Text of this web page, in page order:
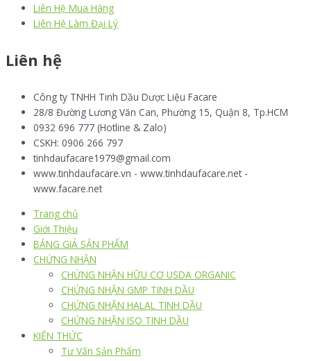
Liên Hệ Mua Hàng
Liên Hệ Làm Đại Lý
Liên hệ
Công ty TNHH Tinh Dầu Dược Liệu Facare
28/8 Đường Lương Văn Can, Phường 15, Quận 8, Tp.HCM
0932 696 777 (Hotline & Zalo)
CSKH: 0906 266 797
tinhdaufacare1979@gmail.com
www.tinhdaufacare.vn - www.tinhdaufacare.net -
www.facare.net
Trang chủ
Giới Thiệu
BẢNG GIÁ SẢN PHẨM
CHỨNG NHẬN
CHỨNG NHẬN HỮU CƠ USDA ORGANIC
CHỨNG NHẬN GMP TINH DẦU
CHỨNG NHẬN HALAL TINH DẦU
CHỨNG NHẬN ISO TINH DẦU
KIẾN THỨC
Tư Vấn Sản Phẩm